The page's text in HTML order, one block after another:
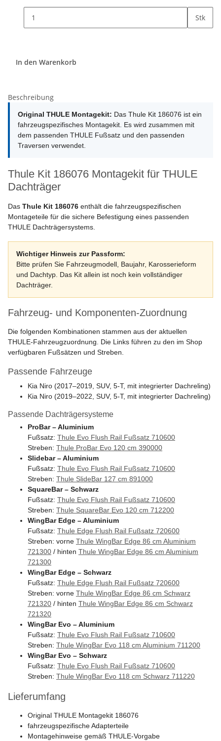
Stk
In den Warenkorb
Beschreibung
Original THULE Montagekit: Das Thule Kit 186076 ist ein
fahrzeugspezifisches Montagekit. Es wird zusammen mit
dem passenden THULE Fußsatz und den passenden
Traversen verwendet.
Thule Kit 186076 Montagekit für THULE
Dachträger
Das Thule Kit 186076 enthält die fahrzeugspezifischen
Montageteile für die sichere Befestigung eines passenden
THULE Dachträgersystems.
Wichtiger Hinweis zur Passform:
Bitte prüfen Sie Fahrzeugmodell, Baujahr, Karosserieform
und Dachtyp. Das Kit allein ist noch kein vollständiger
Dachträger.
Fahrzeug- und Komponenten-Zuordnung
Die folgenden Kombinationen stammen aus der aktuellen
THULE-Fahrzeugzuordnung. Die Links führen zu den im Shop
verfügbaren Fußsätzen und Streben.
Passende Fahrzeuge
Kia Niro (2017–2019, SUV, 5-T, mit integrierter Dachreling)
Kia Niro (2019–2022, SUV, 5-T, mit integrierter Dachreling)
Passende Dachträgersysteme
ProBar – Aluminium
Fußsatz: Thule Evo Flush Rail Fußsatz 710600
Streben: Thule ProBar Evo 120 cm 390000
Slidebar – Aluminium
Fußsatz: Thule Evo Flush Rail Fußsatz 710600
Streben: Thule SlideBar 127 cm 891000
SquareBar – Schwarz
Fußsatz: Thule Evo Flush Rail Fußsatz 710600
Streben: Thule SquareBar Evo 120 cm 712200
WingBar Edge – Aluminium
Fußsatz: Thule Edge Flush Rail Fußsatz 720600
Streben: vorne Thule WingBar Edge 86 cm Aluminium
721300 / hinten Thule WingBar Edge 86 cm Aluminium
721300
WingBar Edge – Schwarz
Fußsatz: Thule Edge Flush Rail Fußsatz 720600
Streben: vorne Thule WingBar Edge 86 cm Schwarz
721320 / hinten Thule WingBar Edge 86 cm Schwarz
721320
WingBar Evo – Aluminium
Fußsatz: Thule Evo Flush Rail Fußsatz 710600
Streben: Thule WingBar Evo 118 cm Aluminium 711200
WingBar Evo – Schwarz
Fußsatz: Thule Evo Flush Rail Fußsatz 710600
Streben: Thule WingBar Evo 118 cm Schwarz 711220
Lieferumfang
Original THULE Montagekit 186076
fahrzeugspezifische Adapterteile
Montagehinweise gemäß THULE-Vorgabe